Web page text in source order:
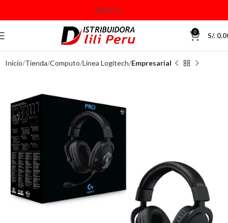
0 S/.
Inicio Tienda Computo Linea Logitech Empresarial